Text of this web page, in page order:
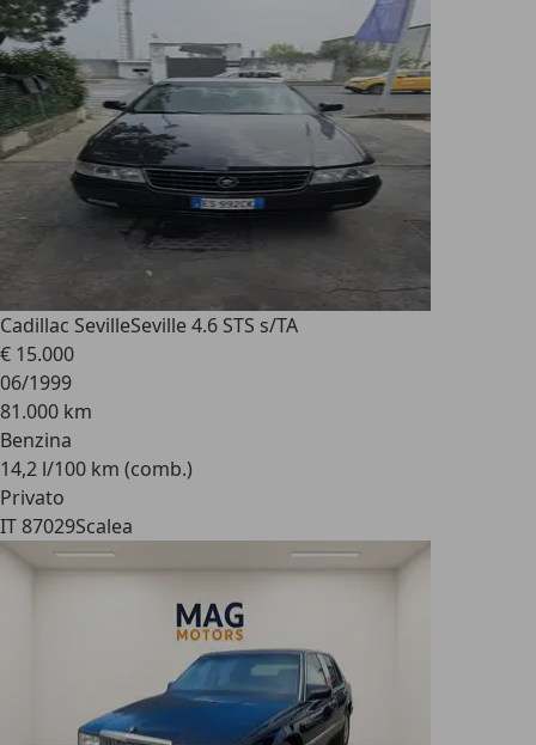
Cadillac SevilleSeville 4.6 STS s/TA
€ 15.000
06/1999
81.000 km
Benzina
14,2 l/100 km (comb.)
Privato
IT 87029Scalea